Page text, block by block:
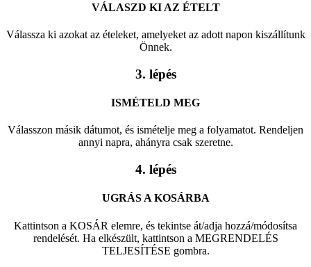
VÁLASZD KI AZ ÉTELT
Válassza ki azokat az ételeket, amelyeket az adott napon kiszállítunk
Önnek.
3. lépés
ISMÉTELD MEG
Válasszon másik dátumot, és ismételje meg a folyamatot. Rendeljen
annyi napra, ahányra csak szeretne.
4. lépés
UGRÁS A KOSÁRBA
Kattintson a KOSÁR elemre, és tekintse át/adja hozzá/módosítsa
rendelését. Ha elkészült, kattintson a MEGRENDELÉS
TELJESÍTÉSE gombra.